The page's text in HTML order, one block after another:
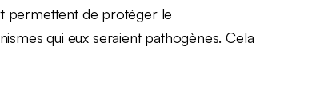
permettent de protéger le
qui eux seraient pathogènes. Cela